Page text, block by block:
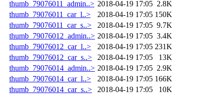
thumb_79076011_admin..> 2018-04-19 17:05 2.8K
thumb_79076011_car_l..>
2018-04-19 17:05 150K
thumb_79076011_car_s..>
2018-04-19 17:05 9.7K
thumb_79076012_admin..> 2018-04-19 17:05 3.4K
thumb_79076012_car_l..>
2018-04-19 17:05 231K
thumb_79076012_car_s..>
2018-04-19 17:05
13K
thumb_79076014_admin..> 2018-04-19 17:05 2.9K
thumb_79076014_car_l..>
2018-04-19 17:05 166K
thumb_79076014_car_s..>
2018-04-19 17:05
10K